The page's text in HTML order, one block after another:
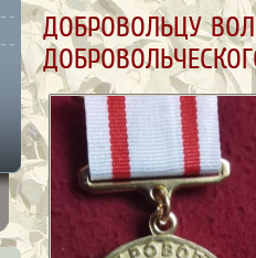
ДОБРОВОЛЬЦУ